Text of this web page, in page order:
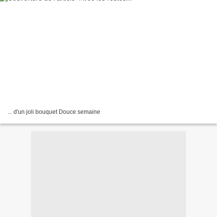
... d'un joli bouquet Douce semaine